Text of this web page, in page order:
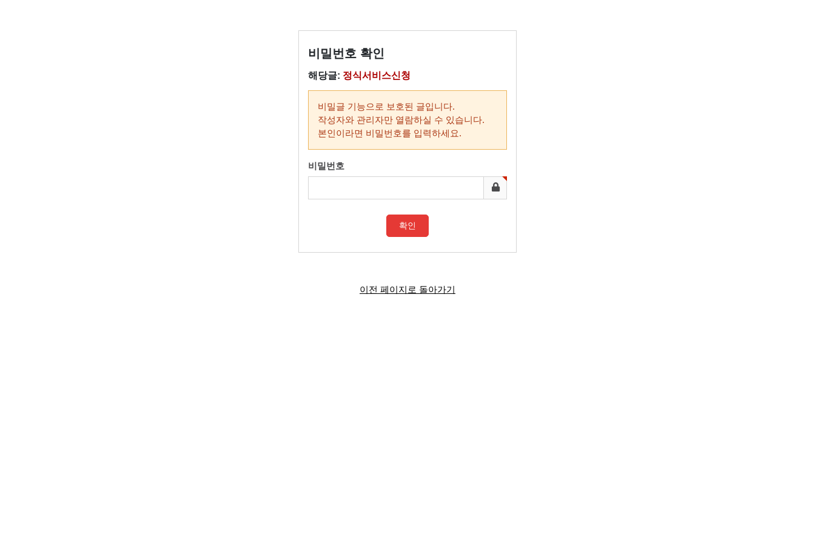
비밀번호 확인
해당글: 정식서비스신청
비밀글 기능으로 보호된 글입니다.
작성자와 관리자만 열람하실 수 있습니다.
본인이라면 비밀번호를 입력하세요.
비밀번호
이전 페이지로 돌아가기